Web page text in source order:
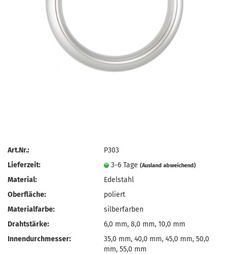
Art.Nr.:
P303
Lieferzeit:
3-6 Tage(Ausland abweichend)
Material:
Edelstahl
Oberfläche:
poliert
Materialfarbe:
silberfarben
Drahtstärke:
6,0 mm, 8,0 mm, 10,0 mm
Innendurchmesser:
35,0 mm, 40,0 mm, 45,0 mm, 50,0
mm, 55,0 mm